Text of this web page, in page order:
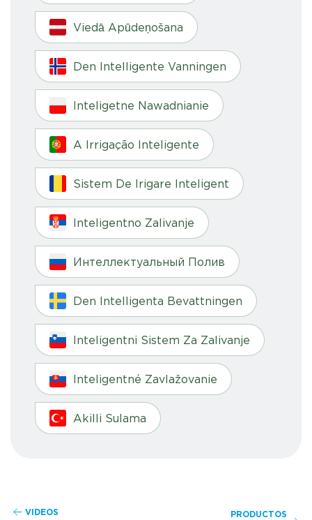
Viedā Apūdeņošana
Den Intelligente Vanningen
Inteligetne Nawadnianie
A Irrigação Inteligente
Sistem De Irigare Inteligent
Inteligentno Zalivanje
Интеллектуальный Полив
Den Intelligenta Bevattningen
Inteligentni Sistem Za Zalivanje
Inteligentné Zavlažovanie
Akilli Sulama
VIDEOS
PRODUCTOS